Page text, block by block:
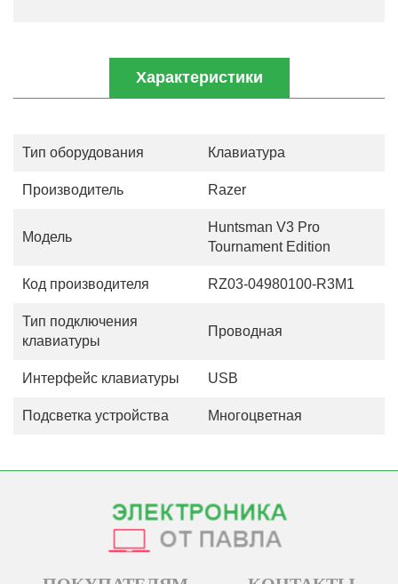
Характеристики
Тип оборудования Клавиатура
Производитель Razer
Модель
Huntsman V3 Pro
Tournament Edition
Код производителя RZ03-04980100-R3M1
Тип подключения
клавиатуры
Проводная
Интерфейс клавиатуры USB
Подсветка устройства Многоцветная